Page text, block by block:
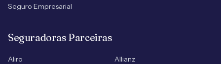
Seguro Empresarial
Seguradoras Parceiras
Aliro
Allianz